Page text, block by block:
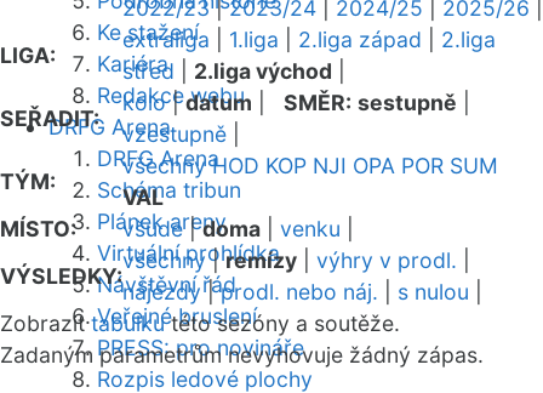
Ke stažení
Kariéra
Redakce webu
DRFG Arena
DRFG Arena
Schéma tribun
Plánek areny
Virtuální prohlídka
Návštěvní řád
Veřejné bruslení
PRESS: pro novináře
Rozpis ledové plochy
2022/23|2023/24 2024/25 2025/26
LIGA:
extraliga 1.liga 2.liga západ
2.liga
střed
2.liga východ
SEŘADIT:
kolo|datum SMĚR: sestupně
vzestupně
TÝM:
všechny HOD KOP NJI OPA POR SUM
VAL
MÍSTO:
všude|doma venku
VÝSLEDKY:
všechny|remízy výhry v prodl.
nájezdy|prodl. nebo náj. s nulou
Zobrazittabulkutéto sezóny a soutěže.
Zadaným parametrům nevyhovuje žádný zápas.